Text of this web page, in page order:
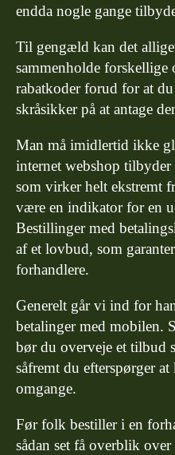
endda nogle gange
Til gengæld kan det
sammenholde forskellige
rabatkoder forud for at
skråsikker på at antage
Man må imidlertid ikke
internet webshop
som virker helt ekstremt
være en indikator for en
Bestillinger med
af et lovbud, som
forhandlere.
Generelt går vi ind for
betalinger med mobilen.
bør du overveje et tilbud
såfremt du efterspørger
omgange.
Før folk bestiller i en
sådan set få overblik